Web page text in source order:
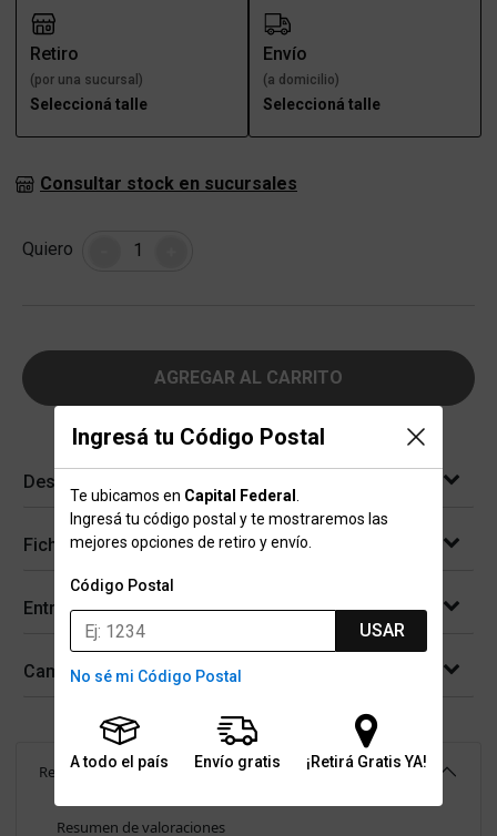
Ingresá tu Código Postal
Te ubicamos en Capital Federal
Ingresá tu código postal y te mostraremos las
mejores opciones de retiro y envío.
Código Postal
USAR
No sé mi Código Postal
A todo el país Envío gratis ¡Retirá Gratis YA!
Retiro
(por una sucursal)
Seleccioná talle
Envío
(a domicilio)
Seleccioná talle
Consultar stock en sucursales
Quiero Cantidad
AGREGAR AL CARRITO
Descripción
Ficha técnica
Entregas
Cambios y devoluciones
Reseñas(48 4.5
Resumen de valoraciones